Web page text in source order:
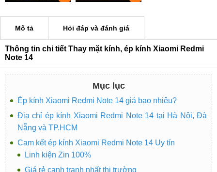
Mô tả Hỏi đáp và đánh giá
Thông tin chi tiết Thay mặt kính, ép kính Xiaomi Redmi
Note 14
Mục lục
Ép kính Xiaomi Redmi Note 14 giá bao nhiêu?
Địa chỉ ép kính Xiaomi Redmi Note 14 tại Hà Nội, Đà
Nẵng và TP.HCM
Cam kết ép kính Xiaomi Redmi Note 14 Uy tín
Linh kiện Zin 100%
Giá rẻ cạnh tranh nhất thị trường